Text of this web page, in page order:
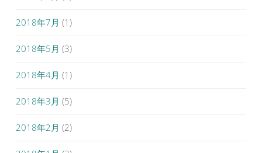
2018年7月 (1)
2018年5月 (3)
2018年4月 (1)
2018年3月 (5)
2018年2月 (2)